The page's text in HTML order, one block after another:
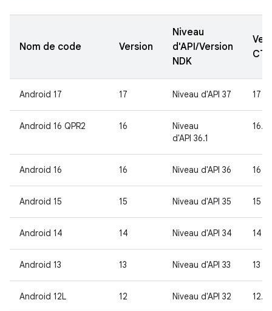
Nom de code Version
Niveau
d'API/Version
NDK
CTS
Android 17 17 Niveau d'API 37 17
Android 16 QPR2 16
Niveau
d'API 36.1
16.1
Android 16 16 Niveau d'API 36 16
Android 15 15 Niveau d'API 35 15
Android 14 14 Niveau d'API 34 14
Android 13 13 Niveau d'API 33 13
Android 12L 12 Niveau d'API 32 12.1